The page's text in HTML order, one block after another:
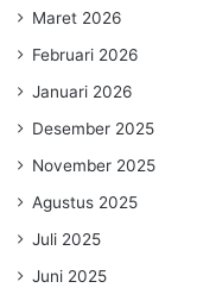
Maret 2026
Februari 2026
Januari 2026
Desember 2025
November 2025
Agustus 2025
Juli 2025
Juni 2025